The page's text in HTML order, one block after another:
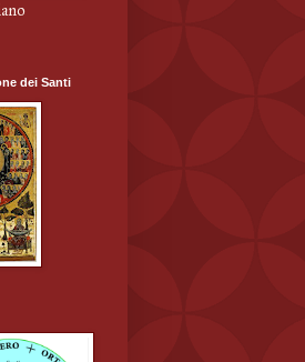
dei Santi